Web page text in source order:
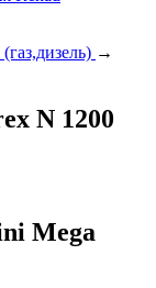
→
N 1200
Mega